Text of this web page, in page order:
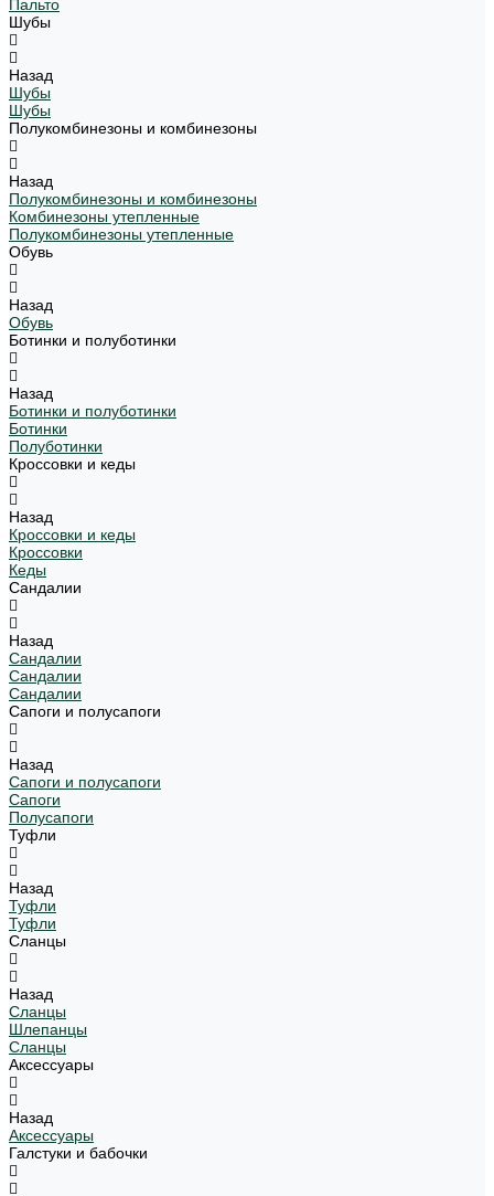
Пальто
Шубы
Назад
Шубы
Шубы
Полукомбинезоны и комбинезоны
Назад
Полукомбинезоны и комбинезоны
Комбинезоны утепленные
Полукомбинезоны утепленные
Обувь
Назад
Обувь
Ботинки и полуботинки
Назад
Ботинки и полуботинки
Ботинки
Полуботинки
Кроссовки и кеды
Назад
Кроссовки и кеды
Кроссовки
Кеды
Сандалии
Назад
Сандалии
Сандалии
Сандалии
Сапоги и полусапоги
Назад
Сапоги и полусапоги
Сапоги
Полусапоги
Туфли
Назад
Туфли
Туфли
Сланцы
Назад
Сланцы
Шлепанцы
Сланцы
Аксессуары
Назад
Аксессуары
Галстуки и бабочки